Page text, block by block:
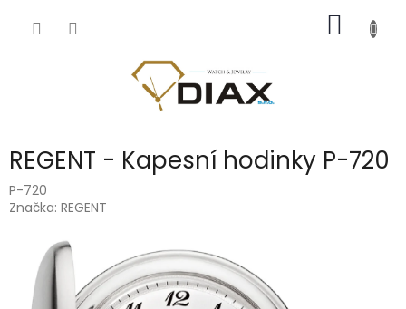
KOŠÍK
REGENT - Kapesní hodinky P-720
P-720
Značka: REGENT